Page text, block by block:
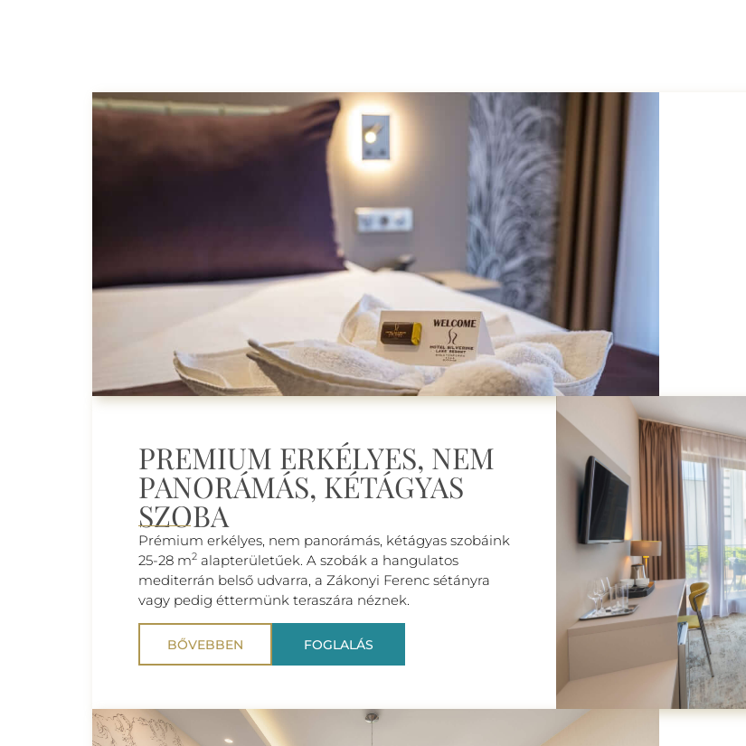
PREMIUM ERKÉLYES, NEM
PANORÁMÁS, KÉTÁGYAS
SZOBA
Prémium erkélyes, nem panorámás, kétágyas szobáink
25-28 m2 alapterületűek. A szobák a hangulatos
mediterrán belső udvarra, a Zákonyi Ferenc sétányra
vagy pedig éttermünk teraszára néznek.
BŐVEBBEN FOGLALÁS